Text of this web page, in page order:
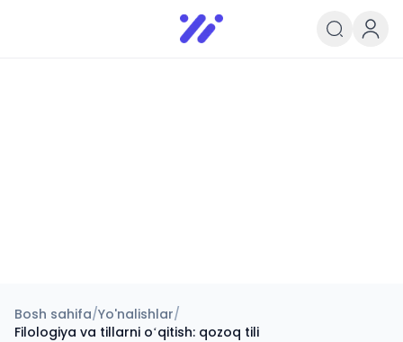
Infoedu
Ta&#039;lim xabarlari va
Bosh sahifa/Yo'nalishlar/
Filologiya va tillarni oʻqitish: qozoq tili